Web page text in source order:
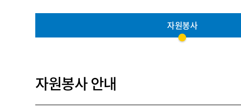
자원봉사
자원봉사 안내